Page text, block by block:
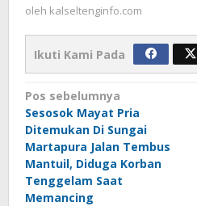
oleh kalseltenginfo.com
Ikuti Kami Pada
Navigasi
pos
Pos sebelumnya
Sesosok Mayat Pria
Ditemukan Di Sungai
Martapura Jalan Tembus
Mantuil, Diduga Korban
Tenggelam Saat
Memancing